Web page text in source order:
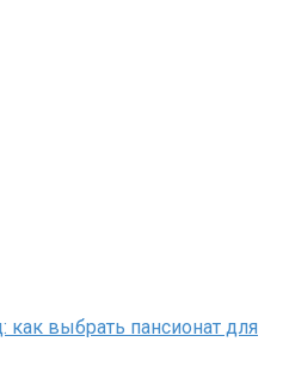
выбрать пансионат для